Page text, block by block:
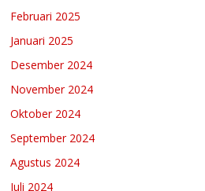
Februari 2025
Januari 2025
Desember 2024
November 2024
Oktober 2024
September 2024
Agustus 2024
Juli 2024